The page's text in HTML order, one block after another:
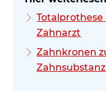
Totalprothese
Zahnarzt
Zahnkronen